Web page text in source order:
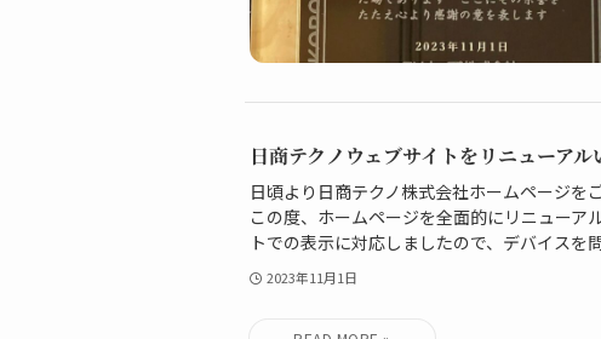
日商テクノウェブサイトをリニューア
日頃より日商テクノ株式会社ホームページを
この度、ホームページを全面的にリニューア
トでの表示に対応しましたので、デバイスを
2023年11月1日